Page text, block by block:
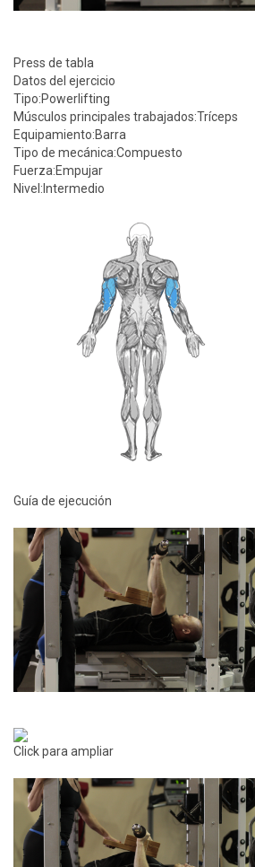
Press de tabla
Datos del ejercicio
Tipo:Powerlifting
Músculos principales trabajados:Tríceps
Equipamiento:Barra
Tipo de mecánica:Compuesto
Fuerza:Empujar
Nivel: Intermedio
Guía de ejecución
Click para ampliar